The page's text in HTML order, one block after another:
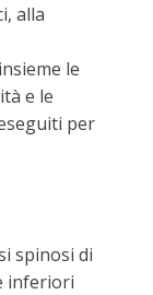
alla
le
e le
per
spinosi di
inferiori